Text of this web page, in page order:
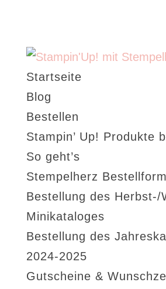
Startseite
Blog
Bestellen
Stampin’ Up! Produkte
So geht’s
Stempelherz
Bestellung des Herbst-/
Minikataloges
Bestellung des
2024-2025
Gutscheine &